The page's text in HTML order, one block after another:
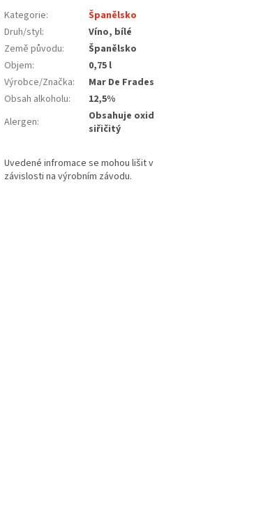
Kategorie:
Španělsko
Druh/styl:
Víno, bílé
Země původu:
Španělsko
Objem:
0,75 l
Výrobce/Značka:
Mar De Frades
Obsah alkoholu:
12,5%
Alergen:
Obsahuje oxid
siřičitý